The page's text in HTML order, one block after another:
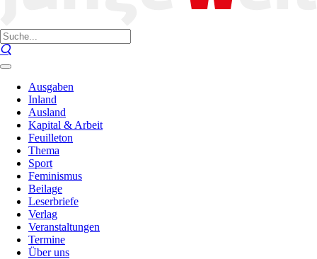
Ausgaben
Inland
Ausland
Kapital & Arbeit
Feuilleton
Thema
Sport
Feminismus
Beilage
Leserbriefe
Verlag
Veranstaltungen
Termine
Über uns